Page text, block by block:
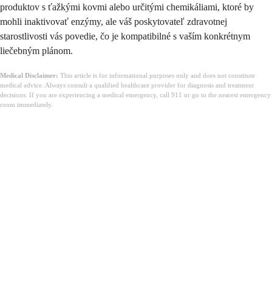
produktov s ťažkými kovmi alebo určitými chemikáliami, ktoré by
mohli inaktivovať enzýmy, ale váš poskytovateľ zdravotnej
starostlivosti vás povedie, čo je kompatibilné s vaším konkrétnym
liečebným plánom.
Medical Disclaimer: This article is for informational purposes only and does not constitute
medical advice. Always consult a qualified healthcare provider for diagnosis and treatment
decisions. If you are experiencing a medical emergency, call 911 or go to the nearest emergency
room immediately.